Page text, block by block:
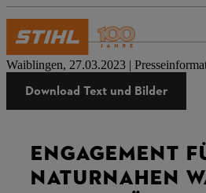
Presse
Waiblingen, 27.03.2023 |
Download Text und Bilder
ENGAGEMENT
NATURNAHEN